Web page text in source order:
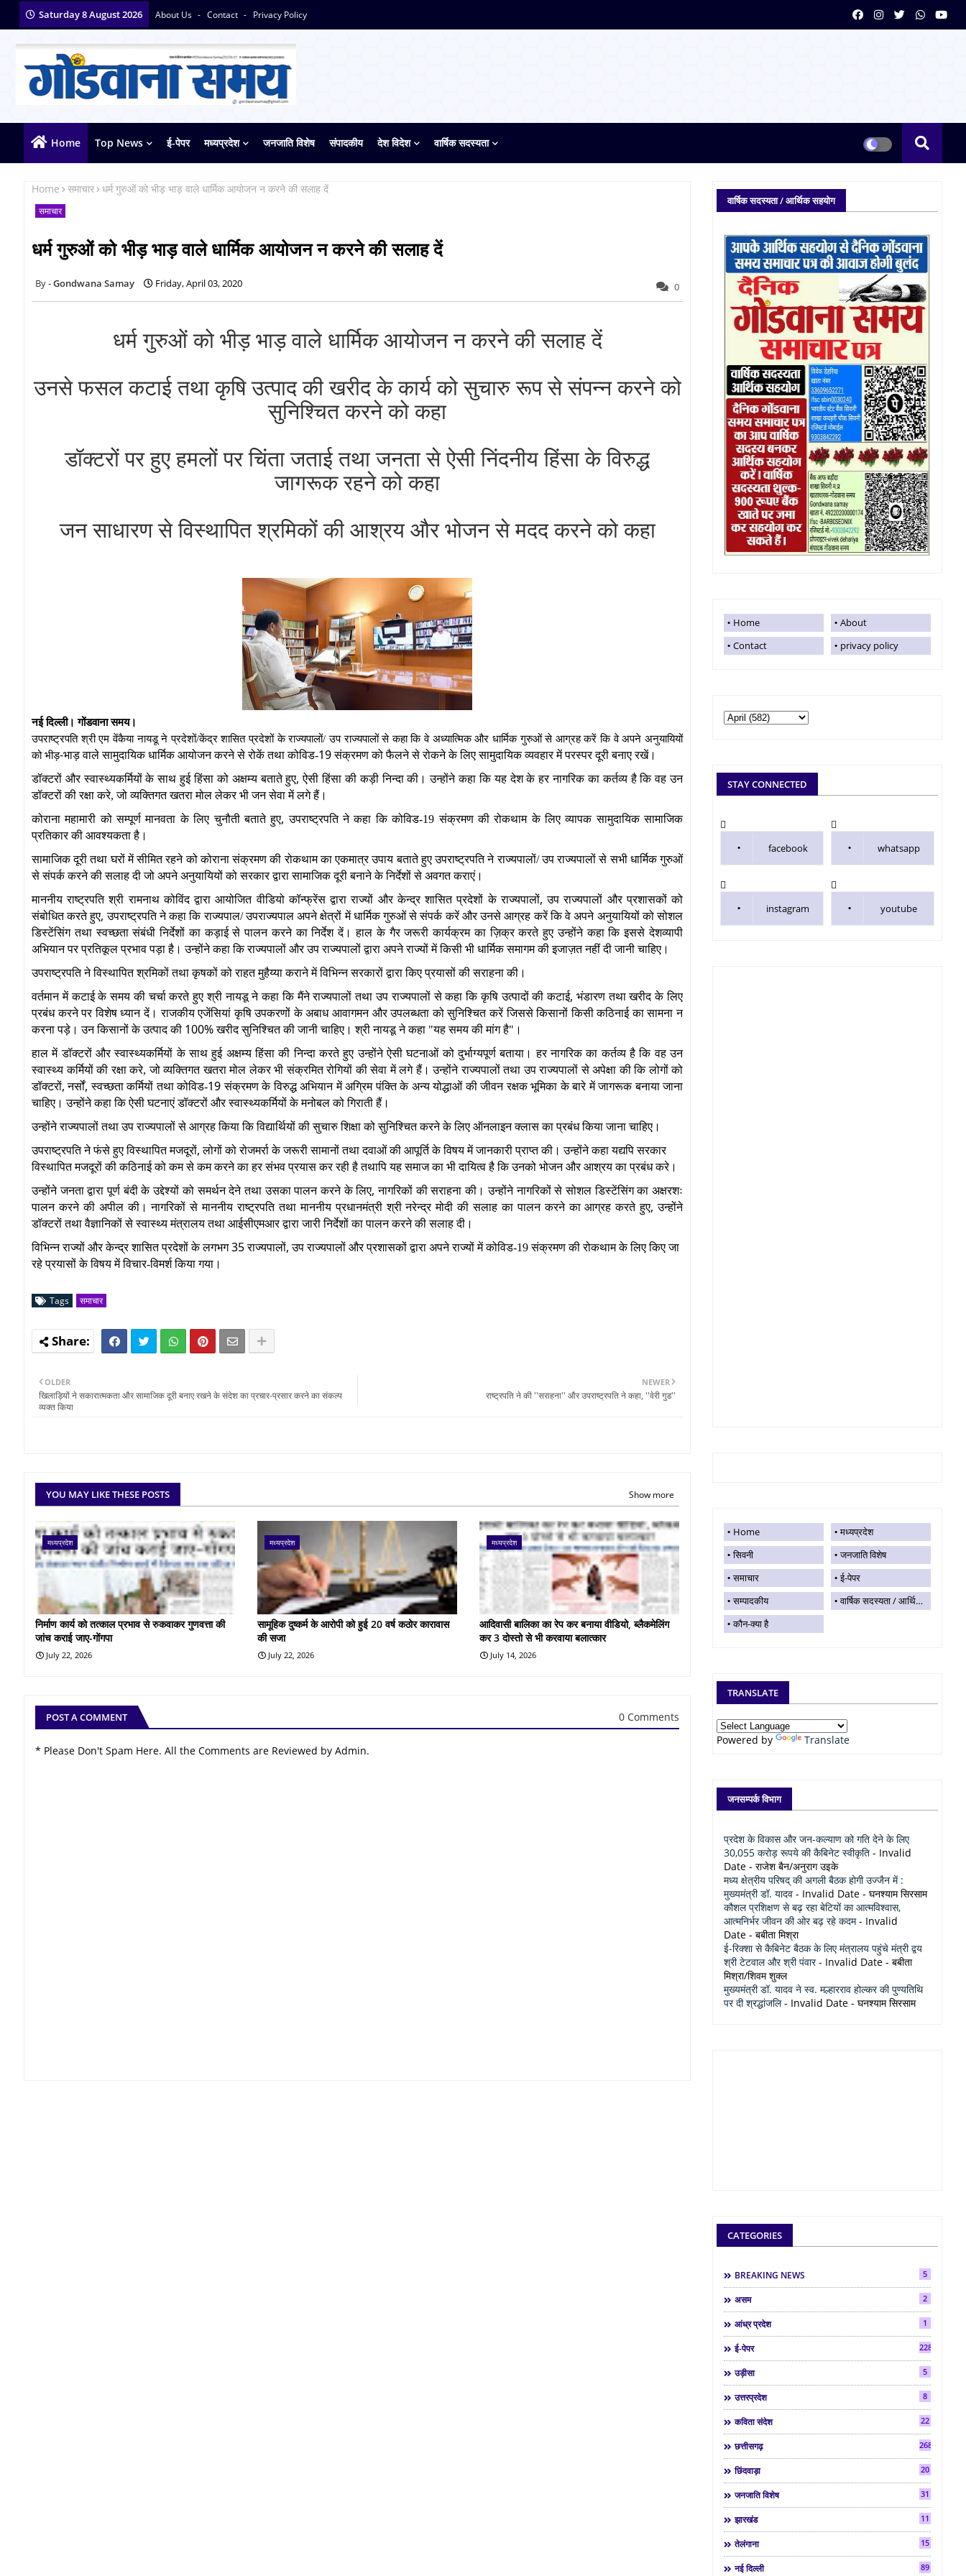
Saturday 8 August 2026 About Us Contact Privacy Policy
Home Top News ई-पेपर मध्यप्रदेश जनजाति विशेष संपादकीय देश विदेश वार्षिक सदस्यता
Home समाचार धर्म गुरुओं को भीड़ भाड़ वाले धार्मिक आयोजन न करने की सलाह दें
समाचार
धर्म गुरुओं को भीड़ भाड़ वाले धार्मिक आयोजन न करने की सलाह दें
Gondwana Samay Friday, April 03, 2020 0
धर्म गुरुओं को भीड़ भाड़ वाले धार्मिक आयोजन न करने की सलाह दें
उनसे फसल कटाई तथा कृषि उत्पाद की खरीद के कार्य को सुचारु रूप से संपन्न करने को
सुनिश्चित करने को कहा
डॉक्टरों पर हुए हमलों पर चिंता जताई तथा जनता से ऐसी निंदनीय हिंसा के विरुद्ध
जागरूक रहने को कहा
जन साधारण से विस्थापित श्रमिकों की आश्रय और भोजन से मदद करने को कहा
नई दिल्ली। गोंडवाना समय।
उपराष्ट्रपति श्री एम वेंकैया नायडू ने प्रदेशों/केंद्र शासित प्रदेशों के राज्यपालों/ उप राज्यपालों से कहा कि वे अध्यात्मिक और धार्मिक गुरुओं से आग्रह करें कि वे अपने अनुयायियों
को भीड़-भाड़ वाले सामुदायिक धार्मिक आयोजन करने से रोकें तथा कोविड-19संक्रमण को फैलने से रोकने के लिए सामुदायिक व्यवहार में परस्पर दूरी बनाए रखें।
डॉक्टरों और स्वास्थ्यकर्मियों के साथ हुई हिंसा को अक्षम्य बताते हुए,ऐसी हिंसा की कड़ी निन्दा की। उन्होंने कहा कि यह देश के हर नागरिक का कर्तव्य है कि वह उन
डॉक्टरों की रक्षा करे, जो व्यक्तिगत खतरा मोल लेकर भी जन सेवा में लगे हैं।
कोराना महामारी को सम्पूर्ण मानवता के लिए चुनौती बताते हुए,उपराष्ट्रपति ने कहा कि कोविड-19 संक्रमण की रोकथाम के लिए व्यापक सामुदायिक सामाजिक
प्रतिकार की आवश्यकता है।
सामाजिक दूरी तथा घरों में सीमित रहने को कोराना संक्रमण की रोकथाम का एकमात्र उपाय बताते हुए उपराष्ट्रपति ने राज्यपालों/ उप राज्यपालों से सभी धार्मिक गुरुओं
से संपर्क करने की सलाह दी जो अपने अनुयायियों को सरकार द्वारा सामाजिक दूरी बनाने के निर्देशों से अवगत कराएं।
माननीय राष्ट्रपति श्री रामनाथ कोविंद द्वारा आयोजित वीडियो कॉन्फ्रेंस द्वारा राज्यों और केन्द्र शासित प्रदेशों के राज्यपालों,उप राज्यपालों और प्रशासकों को
संबोधित करते हुए,उपराष्ट्रपति ने कहा कि राज्यपाल/ उपराज्यपाल अपने क्षेत्रों में धार्मिक गुरुओं से संपर्क करें और उनसे आग्रह करें कि वे अपने अनुयायियों को सोशल
डिस्टेंसिंग तथा स्वच्छता संबंधी निर्देशों का कड़ाई से पालन करने का निर्देश दें। हाल के गैर जरूरी कार्यक्रम का ज़िक्र करते हुए उन्होंने कहा कि इससे देशव्यापी
अभियान पर प्रतिकूल प्रभाव पड़ा है। उन्होंने कहा कि राज्यपालों और उप राज्यपालों द्वारा अपने राज्यों में किसी भी धार्मिक समागम की इजाज़त नहीं दी जानी चाहिए।
उपराष्ट्रपति ने विस्थापित श्रमिकों तथा कृषकों को राहत मुहैय्या कराने में विभिन्न सरकारों द्वारा किए प्रयासों की सराहना की।
वर्तमान में कटाई के समय की चर्चा करते हुए श्री नायडू ने कहा कि मैंने राज्यपालों तथा उप राज्यपालों से कहा कि कृषि उत्पादों की कटाई, भंडारण तथा खरीद के लिए
प्रबंध करने पर विशेष ध्यान दें। राजकीय एजेंसियां कृषि उपकरणों के अबाध आवागमन और उपलब्धता को सुनिश्चित करें जिससे किसानों किसी कठिनाई का सामना न
करना पड़े। उन किसानों के उत्पाद की 100%खरीद सुनिश्चित की जानी चाहिए। श्री नायडू ने कहा "यह समय की मांग है"।
हाल में डॉक्टरों और स्वास्थ्यकर्मियों के साथ हुई अक्षम्य हिंसा की निन्दा करते हुए उन्होंने ऐसी घटनाओं को दुर्भाग्यपूर्ण बताया। हर नागरिक का कर्तव्य है कि वह उन
स्वास्थ्य कर्मियों की रक्षा करे, जो व्यक्तिगत खतरा मोल लेकर भी संक्रमित रोगियों की सेवा में लगे हैं। उन्होंने राज्यपालों तथा उप राज्यपालों से अपेक्षा की कि लोगों को
डॉक्टरों,नर्सों,स्वच्छता कर्मियों तथा कोविड-19संक्रमण के विरुद्ध अभियान में अग्रिम पंक्ति के अन्य योद्धाओं की जीवन रक्षक भूमिका के बारे में जागरूक बनाया जाना
चाहिए। उन्होंने कहा कि ऐसी घटनाएं डॉक्टरों और स्वास्थ्यकर्मियों के मनोबल को गिराती हैं।
उन्होंने राज्यपालों तथा उप राज्यपालों से आग्रह किया कि विद्यार्थियों की सुचारु शिक्षा को सुनिश्चित करने के लिए ऑनलाइन क्लास का प्रबंध किया जाना चाहिए।
उपराष्ट्रपति ने फंसे हुए विस्थापित मजदूरों,लोगों को रोजमर्रा के जरूरी सामानों तथा दवाओं की आपूर्ति के विषय में जानकारी प्राप्त की। उन्होंने कहा यद्यपि सरकार
विस्थापित मजदूरों की कठिनाई को कम से कम करने का हर संभव प्रयास कर रही है तथापि यह समाज का भी दायित्व है कि उनको भोजन और आश्रय का प्रबंध करे।
उन्होंने जनता द्वारा पूर्ण बंदी के उद्देश्यों को समर्थन देने तथा उसका पालन करने के लिए,नागरिकों की सराहना की। उन्होंने नागरिकों से सोशल डिस्टेंसिंग का अक्षरशः
पालन करने की अपील की। नागरिकों से माननीय राष्ट्रपति तथा माननीय प्रधानमंत्री श्री नरेन्द्र मोदी की सलाह का पालन करने का आग्रह करते हुए,उन्होंने
डॉक्टरों तथा वैज्ञानिकों से स्वास्थ्य मंत्रालय तथा आईसीएमआर द्वारा जारी निर्देशों का पालन करने की सलाह दी।
विभिन्न राज्यों और केन्द्र शासित प्रदेशों के लगभग35राज्यपालों,उप राज्यपालों और प्रशासकों द्वारा अपने राज्यों में कोविड-19 संक्रमण की रोकथाम के लिए किए जा
रहे प्रयासों के विषय में विचार-विमर्श किया गया।
Tags समाचार
NEWER
राष्ट्रपति ने की ''सराहना'' और उपराष्ट्रपति ने कहा, ''वेरी गुड''
OLDER
खिलाड़ियों ने सकारात्मकता और सामाजिक दूरी बनाए रखने के संदेश का प्रचार-प्रसार करने का संकल्प
व्‍यक्‍त किया
YOU MAY LIKE THESE POSTS Show more
मध्यप्रदेश
निर्माण कार्य को तत्काल प्रभाव से रुकवाकर गुणवत्ता की
जांच कराई जाए-गोंगपा
July 22, 2026
मध्यप्रदेश
सामूहिक दुष्कर्म के आरोपी को हुई 20 वर्ष कठोर कारावास
की सजा
July 22, 2026
मध्यप्रदेश
आदिवासी बालिका का रेप कर बनाया वीडियो, ब्लैकमेलिंग
कर 3 दोस्तो से भी करवाया बलात्कार
July 14, 2026
POST A COMMENT 0 Comments
* Please Don't Spam Here. All the Comments are Reviewed by Admin.
वार्षिक सदस्यता / आर्थिक सहयोग
Home
About
Contact
privacy policy
STAY CONNECTED
facebook whatsapp
instagram youtube
Home
मध्यप्रदेश
सिवनी
जनजाति विशेष
समाचार
ई-पेपर
सम्पादकीय
वार्षिक सदस्यता / आर्थिक सहयोग
कौन-क्या है
TRANSLATE
Powered by Translate
जनसम्पर्क विभाग
प्रदेश के विकास और जन-कल्याण को गति देने के लिए
30,055 करोड़ रूपये की कैबिनेट स्वीकृति - Invalid
Date - राजेश बैन/अनुराग उइके
मध्य क्षेत्रीय परिषद् की अगली बैठक होगी उज्जैन में :
मुख्यमंत्री डॉ. यादव - Invalid Date - घनश्याम सिरसाम
कौशल प्रशिक्षण से बढ़ रहा बेटियों का आत्मविश्वास,
आत्मनिर्भर जीवन की ओर बढ़ रहे कदम- Invalid
Date - बबीता मिश्रा
ई-रिक्शा से कैबिनेट बैठक के लिए मंत्रालय पहुंचे मंत्री द्वय
श्री टेटवाल और श्री पंवार- Invalid Date - बबीता
मिश्रा/शिवम शुक्ल
मुख्यमंत्री डॉ. यादव ने स्व. मल्हारराव होल्कर की पुण्यतिथि
पर दी श्रद्धांजलि- Invalid Date - घनश्याम सिरसाम
CATEGORIES
BREAKING NEWS 5
असम 2
आंध्र प्रदेश 1
ई-पेपर 2286
उड़ीसा 5
उत्तरप्रदेश 8
कविता संदेश 22
छत्तीसगढ़ 268
छिंदवाड़ा 20
जनजाति विशेष 31
झारखंड 11
तेलंगाना 15
नई दिल्ली 89